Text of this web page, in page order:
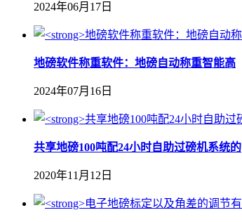
2024年06月17日
地磅软件称重软件：地磅自动称重智能高
2024年07月16日
共享地磅100吨配24小时自助过磅机系统的
2020年11月12日